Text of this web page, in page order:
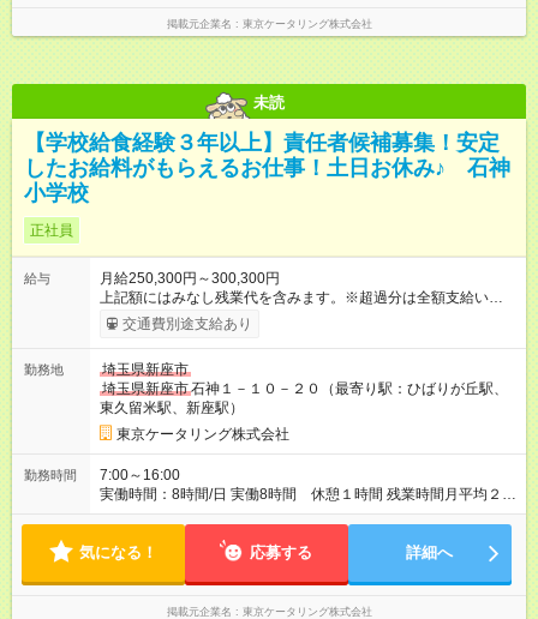
掲載元企業名 東京ケータリング株式会社
未読
【学校給食経験３年以上】責任者候補募集！安定
したお給料がもらえるお仕事！土日お休み♪ 石神
小学校
正社員
給与
月給250,300円～300,300円
上記額にはみなし残業代を含みます。※超過分は全額支給いたし
ます。 みなし残業代 56,800円 ～ 68,400円／月 みなし残業時
間 38時間 ～ 38.5時間／月 学校給食の経験年数や、前役職を考
長さ：3ヶ月 雇用形態、給与は本採用時と同じです。
交通費別途支給あり
勤務地
埼玉県新座市
埼玉県新座市石神１－１０－２０（最寄り駅：ひばりが丘駅、
東久留米駅、新座駅）
東京ケータリング株式会社
勤務時間
7:00～16:00
実働時間：8時間/日 実働8時間 休憩１時間 残業時間月平均２０
時間程度です。
気になる！ 応募する 詳細へ
掲載元企業名 東京ケータリング株式会社